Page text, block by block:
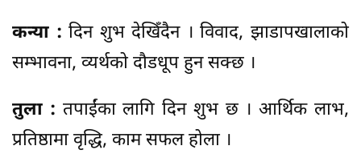
कन्या : दिन शुभ देखिँदैन । विवाद, झाडापखालाको
सम्भावना, व्यर्थको दौडधूप हुन सक्छ ।
तुला : तपाईंका लागि दिन शुभ छ । आर्थिक लाभ,
प्रतिष्ठामा वृद्धि, काम सफल होला ।